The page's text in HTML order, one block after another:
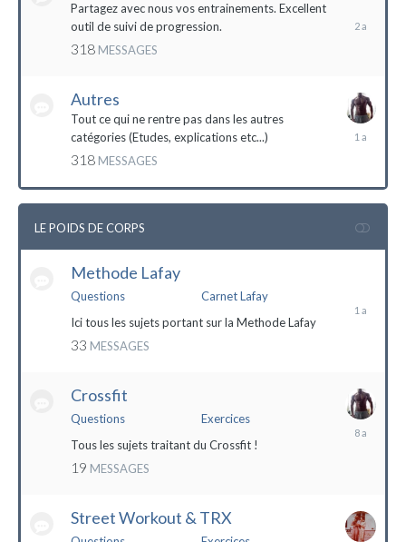
Partagez avec nous vos entrainements. Excellent
outil de suivi de progression.
318 MESSAGES
2022
Autres
Tout ce qui ne rentre pas dans les autres
catégories (Etudes, explications etc...)
318 MESSAGES
10
LE POIDS DE CORPS
Methode Lafay
Questions
Carnet Lafay
Ici tous les sujets portant sur la Methode Lafay
33 MESSAGES
2023
Crossfit
Questions
Exercices
Tous les sujets traitant du Crossfit !
19 MESSAGES
27
Street Workout & TRX